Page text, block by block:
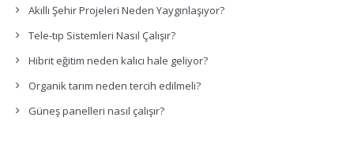
Akıllı Şehir Projeleri Neden Yaygınlaşıyor?
Tele-tıp Sistemleri Nasıl Çalışır?
Hibrit eğitim neden kalıcı hale geliyor?
Organik tarım neden tercih edilmeli?
Güneş panelleri nasıl çalışır?